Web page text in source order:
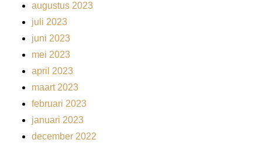
augustus 2023
juli 2023
juni 2023
mei 2023
april 2023
maart 2023
februari 2023
januari 2023
december 2022